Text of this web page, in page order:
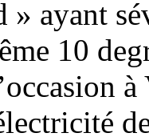
ayant
10